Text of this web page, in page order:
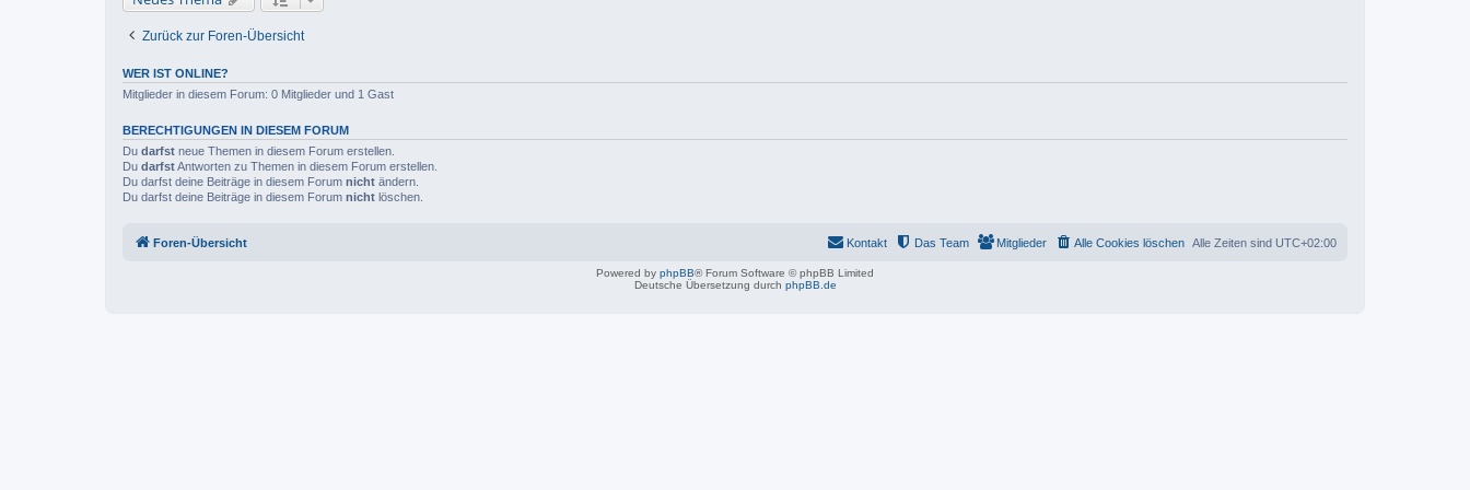
Zurück zur Foren-Übersicht
WER IST ONLINE?
Mitglieder in diesem Forum: 0 Mitglieder und 1 Gast
BERECHTIGUNGEN IN DIESEM FORUM
Du darfst neue Themen in diesem Forum erstellen.
Du darfstAntworten zu Themen in diesem Forum erstellen.
Du darfst deine Beiträge in diesem Forum nicht ändern.
Du darfst deine Beiträge in diesem Forum nicht löschen.
Foren-Übersicht Alle Zeiten sind UTC+02:00
Alle Cookies löschen
Mitglieder
Das Team
Kontakt
Powered by phpBB® Forum Software © phpBB Limited
Deutsche Übersetzung durch phpBB.de